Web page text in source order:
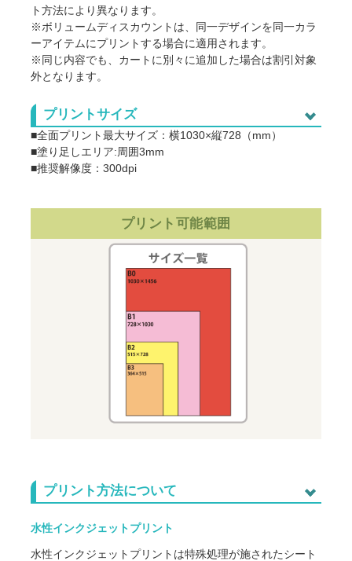
国内外の芸能人・タレント・スポーツ選手の画像。
任天堂作品(ポケモン、スプラトゥーン、星のカービィな
ど) サンリオ ディズニー(キングダムハーツ、ツイステ
など) ジブリ作品 藤子不二雄作品 サンライズ作品(ガ
漫画やアニメ、映画やゲームのスクリーンショットなどを
そのまま使用。
CD、DVD、映画のポスター、ロゴマーク（企業・団体・
バンド・作品等）などそのまま転載したもの。
ーの手描きイラストも印刷をお断りする場合がございま
・著作権元の許諾のない二次創作は制作をお断りする場合
・著作権について、権利確認のメールを当店からお送りす
ただけますと製作がスムーズに進みます。
・銀行振り込み後でも、制作のお断り・ご注文キャンセル
をお願いする場合がございます。
・著作権接触により制作をお断りする場合、お客様がご負
金額を返金とさせていただきます。
ト方法により異なります。
※ボリュームディスカウントは、同一デザインを同一カラ
ーアイテムにプリントする場合に適用されます。
※同じ内容でも、カートに別々に追加した場合は割引対象
外となります。
プリントサイズ
■全面プリント最大サイズ：横1030×縦728（mm）
■塗り足しエリア:周囲3mm
■推奨解像度：300dpi
プリント可能範囲
プリント方法について
水性インクジェットプリント
水性インクジェットプリントは特殊処理が施されたシート